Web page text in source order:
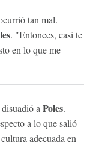
tan mal.
. "Entonces, casi te
en lo que me
a Poles.
a lo que salió
adecuada en